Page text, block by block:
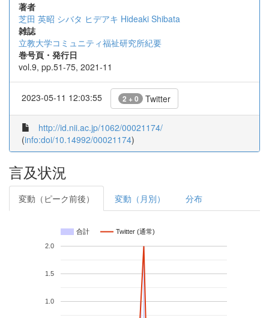
著者
芝田 英昭 シバタ ヒデアキ Hideaki Shibata
雑誌
立教大学コミュニティ福祉研究所紀要
巻号頁・発行日
vol.9, pp.51-75, 2021-11
2023-05-11 12:03:55 2 + 0 Twitter
http://id.nii.ac.jp/1062/00021174/
(info:doi/10.14992/00021174)
言及状況
変動（ピーク前後） 変動（月別） 分布
合計 Twitter (通常)
1.0
1.5
2.0